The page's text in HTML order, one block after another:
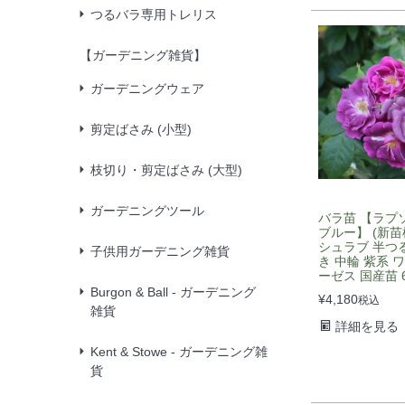
つるバラ専用トレリス
【ガーデニング雑貨】
ガーデニングウェア
剪定ばさみ (小型)
枝切り・剪定ばさみ (大型)
ガーデニングツール
子供用ガーデニング雑貨
Burgon & Ball - ガーデニング
雑貨
Kent & Stowe - ガーデニング雑
貨
バラ苗 【ラプ
ブルー】 (新
シュラブ 半つ
き 中輪 紫系
ーゼス 国産苗
¥4,180税込
詳細を見る